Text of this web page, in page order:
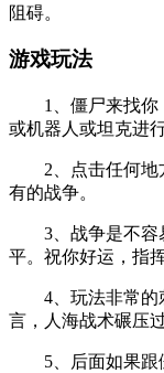
阻碍。
游戏玩法
1、僵尸来找你
或机器人或坦克进
2、点击任何地
有的战争。
3、战争是不容
平。祝你好运，指挥
4、玩法非常的
言，人海战术碾压过
5、后面如果跟